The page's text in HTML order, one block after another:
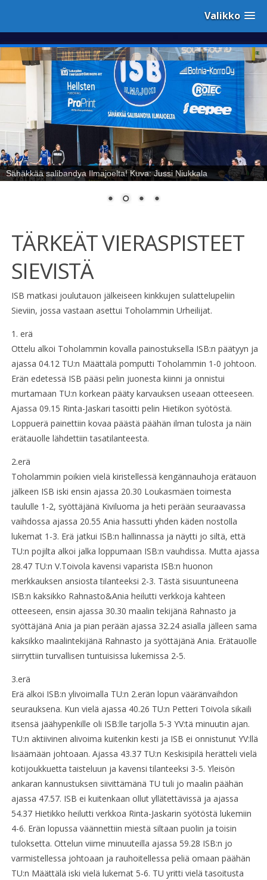
Valikko
Sähäkkää salibandya Ilmajoelta! Kuva: Jussi Niukkala
TÄRKEÄT VIERASPISTEET
SIEVISTÄ
ISB matkasi joulutauon jälkeiseen kinkkujen sulattelupeliin
Sieviin, jossa vastaan asettui Toholammin Urheilijat.
1. erä
Ottelu alkoi Toholammin kovalla painostuksella ISB:n päätyyn ja
ajassa 04.12 TU:n Määttälä pomputti Toholammin 1-0 johtoon.
Erän edetessä ISB pääsi pelin juonesta kiinni ja onnistui
murtamaan TU:n korkean pääty karvauksen useaan otteeseen.
Ajassa 09.15 Rinta-Jaskari tasoitti pelin Hietikon syötöstä.
Loppuerä painettiin kovaa päästä päähän ilman tulosta ja näin
erätauolle lähdettiin tasatilanteesta.
2.erä
Toholammin poikien vielä kiristellessä kengännauhoja erätauon
jälkeen ISB iski ensin ajassa 20.30 Loukasmäen toimesta
taululle 1-2, syöttäjänä Kiviluoma ja heti perään seuraavassa
vaihdossa ajassa 20.55 Ania hassutti yhden käden nostolla
lukemat 1-3. Erä jatkui ISB:n hallinnassa ja näytti jo siltä, että
TU:n pojilta alkoi jalka loppumaan ISB:n vauhdissa. Mutta ajassa
28.47 TU:n V.Toivola kavensi vaparista ISB:n huonon
merkkauksen ansiosta tilanteeksi 2-3. Tästä sisuuntuneena
ISB:n kaksikko Rahnasto&Ania heilutti verkkoja kahteen
otteeseen, ensin ajassa 30.30 maalin tekijänä Rahnasto ja
syöttäjänä Ania ja pian perään ajassa 32.24 asialla jälleen sama
kaksikko maalintekijänä Rahnasto ja syöttäjänä Ania. Erätauolle
siirryttiin turvallisen tuntuisissa lukemissa 2-5.
3.erä
Erä alkoi ISB:n ylivoimalla TU:n 2.erän lopun vääränvaihdon
seurauksena. Kun vielä ajassa 40.26 TU:n Petteri Toivola sikaili
itsensä jäähypenkille oli ISB:lle tarjolla 5-3 YV:tä minuutin ajan.
TU:n aktiivinen alivoima kuitenkin kesti ja ISB ei onnistunut YV:llä
lisäämään johtoaan. Ajassa 43.37 TU:n Keskisipilä herätteli vielä
kotijoukkuetta taisteluun ja kavensi tilanteeksi 3-5. Yleisön
ankaran kannustuksen siivittämänä TU tuli jo maalin päähän
ajassa 47.57. ISB ei kuitenkaan ollut yllätettävissä ja ajassa
54.37 Hietikko heilutti verkkoa Rinta-Jaskarin syötöstä lukemiin
4-6. Erän lopussa väännettiin miestä siltaan puolin ja toisin
tuloksetta. Ottelun viime minuuteilla ajassa 59.28 ISB:n jo
varmistellessa johtoaan ja rauhoitellessa peliä omaan päähän
TU:n Määttälä iski vielä lukemat 5-6. TU yritti vielä tasoitusta